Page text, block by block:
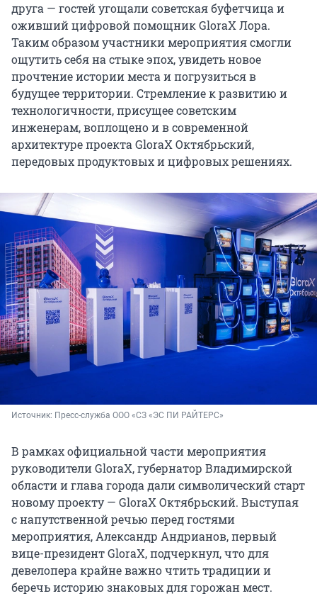
друга — гостей угощали советская буфетчица и
оживший цифровой помощник GloraX Лора.
Таким образом участники мероприятия смогли
ощутить себя на стыке эпох, увидеть новое
прочтение истории места и погрузиться в
будущее территории. Стремление к развитию и
технологичности, присущее советским
инженерам, воплощено и в современной
архитектуре проекта GloraX Октябрьский,
передовых продуктовых и цифровых решениях.
Источник: Пресс-служба ООО «СЗ «ЭС ПИ РАЙТЕРС»
В рамках официальной части мероприятия
руководители GloraX, губернатор Владимирской
области и глава города дали символический старт
новому проекту — GloraX Октябрьский. Выступая
с напутственной речью перед гостями
мероприятия, Александр Андрианов, первый
вице-президент GloraX, подчеркнул, что для
девелопера крайне важно чтить традиции и
беречь историю знаковых для горожан мест.